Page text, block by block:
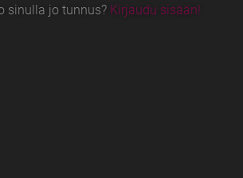
sinulla jo tunnus? Kirjaudu sisään!